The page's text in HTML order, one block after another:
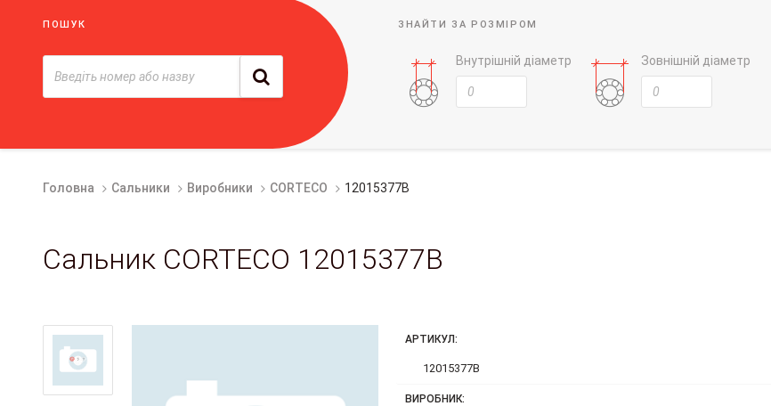
ПОШУК ЗНАЙТИ ЗА РОЗМІРОМ
Внутрішній діаметр Зовнішній діаметр
Головна Сальники Виробники CORTECO 12015377B
Сальник CORTECO 12015377B
АРТИКУЛ:
12015377B
ВИРОБНИК: